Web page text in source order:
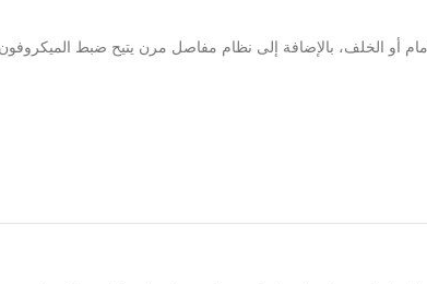
أو الخلف، بالإضافة إلى نظام مفاصل مرن يتيح ضبط